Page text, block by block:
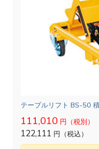
テーブルリフト BS-50
111,010 円（税別）
122,111 円（税込）